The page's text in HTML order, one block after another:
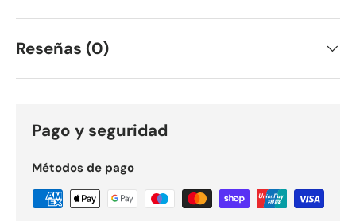
Reseñas (0)
Pago y seguridad
Métodos de pago